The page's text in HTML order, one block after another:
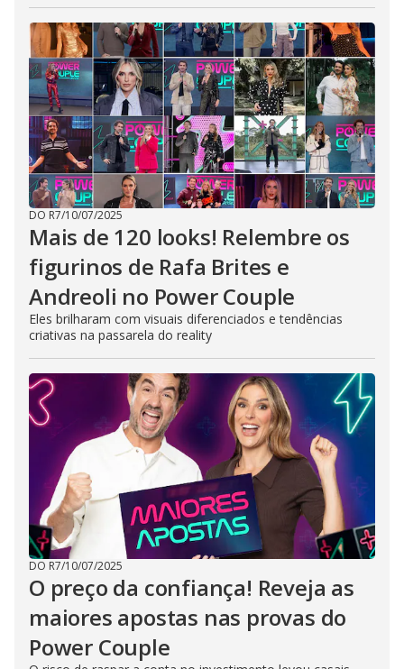
DO R7/10/07/2025
Mais de 120 looks! Relembre os
figurinos de Rafa Brites e
Andreoli no Power Couple
Eles brilharam com visuais diferenciados e tendências
criativas na passarela do reality
DO R7/10/07/2025
O preço da confiança! Reveja as
maiores apostas nas provas do
Power Couple